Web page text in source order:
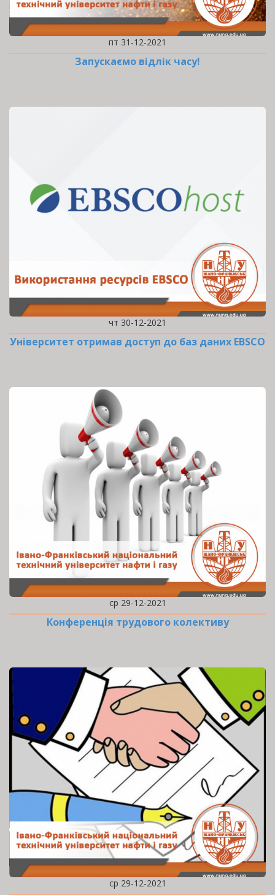
пт 31-12-2021
Запускаємо відлік часу!
чт 30-12-2021
Університет отримав доступ до баз даних EBSCO
ср 29-12-2021
Конференція трудового колективу
ср 29-12-2021